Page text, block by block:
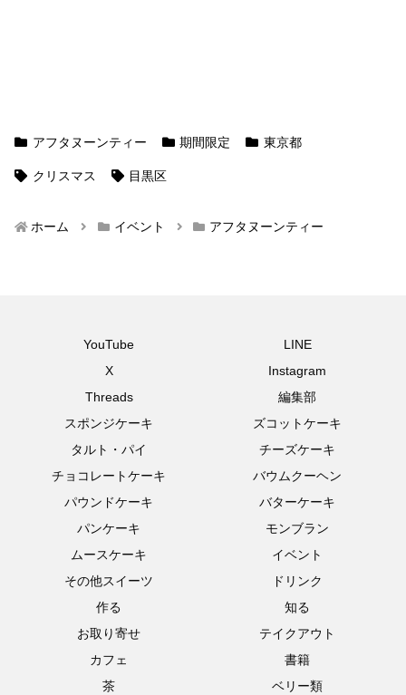
アフタヌーンティー 期間限定 東京都
クリスマス 目黒区
ホーム イベント アフタヌーンティー
YouTube
LINE
X
Instagram
Threads
編集部
スポンジケーキ
ズコットケーキ
タルト・パイ
チーズケーキ
チョコレートケーキ
バウムクーヘン
パウンドケーキ
バターケーキ
パンケーキ
モンブラン
ムースケーキ
イベント
その他スイーツ
ドリンク
作る
知る
お取り寄せ
テイクアウト
カフェ
書籍
茶
ベリー類